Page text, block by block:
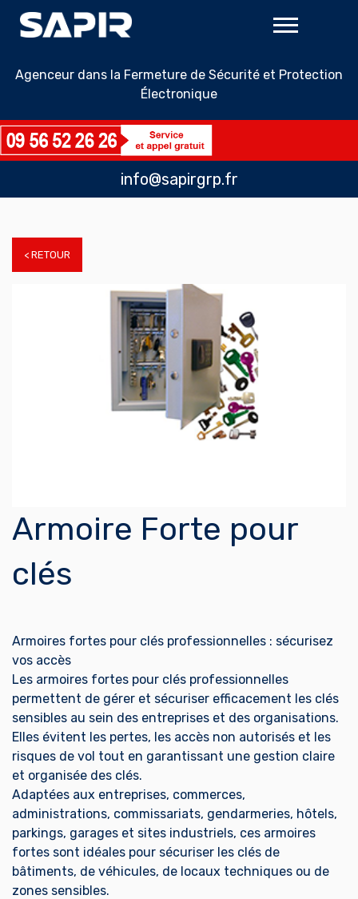
Agenceur dans la Fermeture de Sécurité et Protection
Électronique
info@sapirgrp.fr
< RETOUR
Armoire Forte pour
clés
Armoires fortes pour clés professionnelles : sécurisez
vos accès
Les armoires fortes pour clés professionnelles
permettent de gérer et sécuriser efficacement les clés
sensibles au sein des entreprises et des organisations.
Elles évitent les pertes, les accès non autorisés et les
risques de vol tout en garantissant une gestion claire
et organisée des clés.
Adaptées aux entreprises, commerces,
administrations, commissariats, gendarmeries, hôtels,
parkings, garages et sites industriels, ces armoires
fortes sont idéales pour sécuriser les clés de
bâtiments, de véhicules, de locaux techniques ou de
zones sensibles.